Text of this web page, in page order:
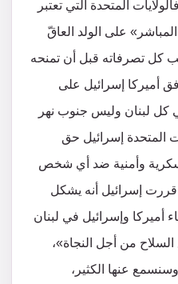
المتحدة التي تعتبر
على الولد العاقّ
كل تصرفاته قبل أن تمنحه
أميركا إسرائيل على
كل لبنان وليس جنوب نهر
المتحدة إسرائيل حق
وأمنية ضد أي شخص
قررت إسرائيل أنه يشكل
أميركا وإسرائيل في لبنان
من أجل النجاة»،
عنها الكثير،